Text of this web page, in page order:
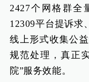
2427个网格群全
12309平台提诉求
线上形式收集公
规范处理，真正
院”服务效能。